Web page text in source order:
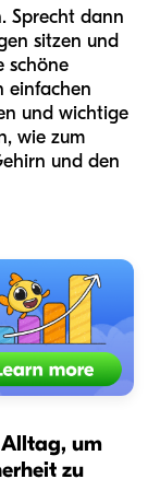
Sprecht dann
sitzen und
schöne
einfachen
und wichtige
wie zum
und den
Alltag, um
zu